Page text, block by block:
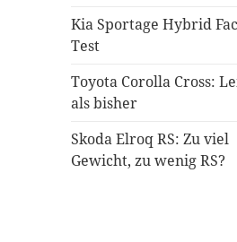
Kia Sportage Hybrid
Test
Toyota Corolla Cross:
als bisher
Skoda Elroq RS: Zu viel
Gewicht, zu wenig RS?